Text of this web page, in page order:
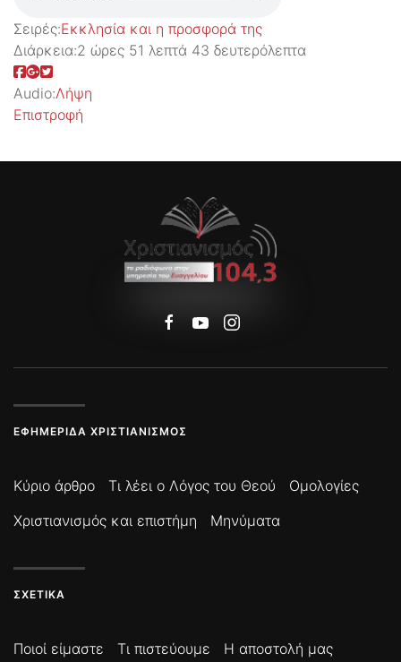
Σειρές:Εκκλησία και η προσφορά της
Διάρκεια:2 ώρες 51 λεπτά 43 δευτερόλεπτα
Audio:Λήψη
Επιστροφή
ΕΦΗΜΕΡΊΔΑ ΧΡΙΣΤΙΑΝΙΣΜΌΣ
Κύριο άρθρο Τι λέει ο Λόγος του Θεού
Ομολογίες
Χριστιανισμός και επιστήμη
Μηνύματα
ΣΧΕΤΙΚΆ
Ποιοί είμαστε Τι πιστεύουμε Η αποστολή μας